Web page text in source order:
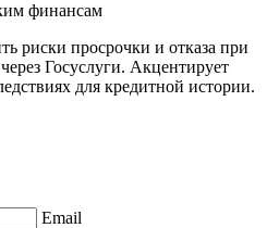
финансам
риски просрочки и отказа при
Госуслуги. Акцентирует
для кредитной истории.
Email